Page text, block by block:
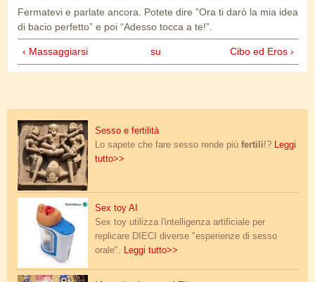
Fermatevi e parlate ancora. Potete dire ”Ora ti darò la mia idea
di bacio perfetto” e poi “Adesso tocca a te!”.
‹ Massaggiarsi su Cibo ed Eros ›
khajuraho_sesso_fertilita.jpg
Sesso e fertilità
Lo sapete che fare sesso rende più fertili!? Leggi
tutto>>
blowjobai.jpg
Sex toy AI
Sex toy utilizza l'intelligenza artificiale per
replicare DIECI diverse "esperienze di sesso
orale". Leggi tutto>>